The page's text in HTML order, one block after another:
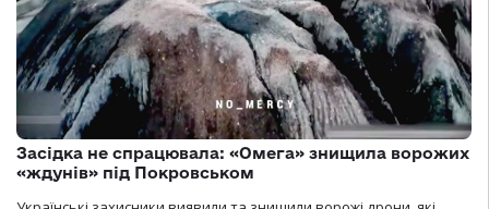
Засідка не спрацювала: «Омега» знищила ворожих
«ждунів» під Покровськом